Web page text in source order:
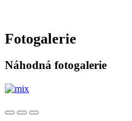
Fotogalerie
Náhodná fotogalerie